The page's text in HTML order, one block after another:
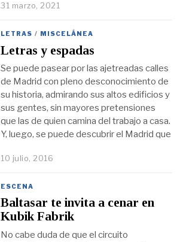
31 marzo, 2021
LETRAS / MISCELÁNEA
Letras y espadas
Se puede pasear por las ajetreadas calles
de Madrid con pleno desconocimiento de
su historia, admirando sus altos edificios y
sus gentes, sin mayores pretensiones
que las de quien camina del trabajo a casa.
Y, luego, se puede descubrir el Madrid que
10 julio, 2016
ESCENA
Baltasar te invita a cenar en
Kubik Fabrik
No cabe duda de que el circuito